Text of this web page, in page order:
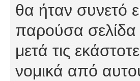
θα ήταν συνετό
παρούσα σελίδα
μετά τις
νομικά από